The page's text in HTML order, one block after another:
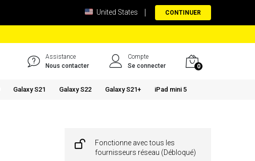
United States CONTINUER
Assistance
Nous contacter
Compte
Se connecter
0
Galaxy S21 Galaxy S22 Galaxy S21+ iPad mini 5
Fonctionne avec tous les
fournisseurs réseau (Débloqué)